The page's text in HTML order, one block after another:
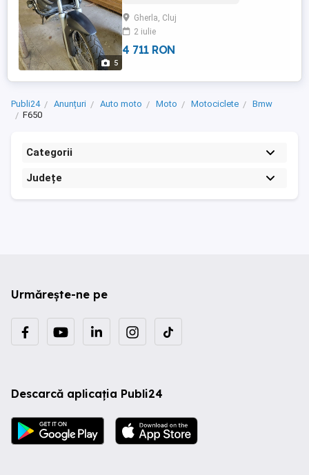
5
Gherla, Cluj
2 iulie
4 711 RON
Publi24 Anunțuri Auto moto Moto Motociclete
Bmw
F650
Categorii
Județe
Urmărește-ne pe
Descarcă aplicația Publi24